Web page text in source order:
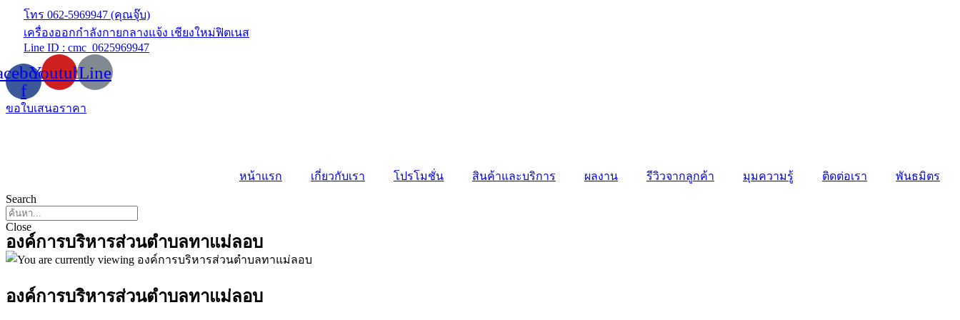
Skip
content
โทร 062-5969947 (คุณจุ๊บ)
เครื่องออกกำลังกายกลางแจ้ง เชียงใหม่ฟิตเนส
Line ID : cmc_0625969947
f
YoutubeLine
ขอใบเสนอราคา
หน้าแรก เกี่ยวกับเรา โปรโมชั่น สินค้าและบริการ ผลงาน รีวิวจากลูกค้า มุมความรู้ ติดต่อเรา
พันธมิตร
Search
Close
องค์การบริหารส่วนตำบลทาแม่ลอบ
องค์การบริหารส่วนตำบลทาแม่ลอบ